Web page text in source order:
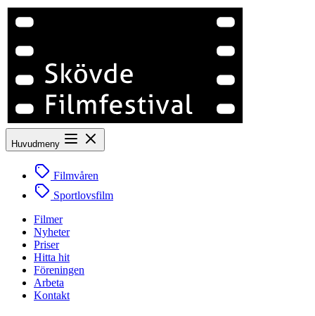
Huvudmeny
Filmvåren
Sportlovsfilm
Filmer
Nyheter
Priser
Hitta hit
Föreningen
Arbeta
Kontakt